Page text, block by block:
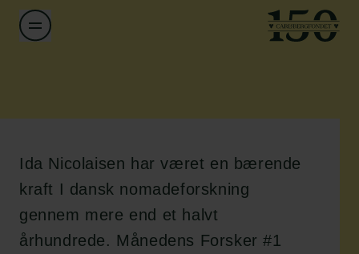
Ida Nicolaisen har været en bærende
kraft I dansk nomadeforskning
gennem mere end et halvt
århundrede. Månedens Forsker #1